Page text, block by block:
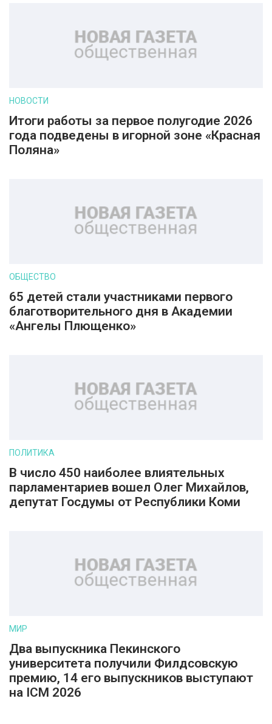
НОВОСТИ
Итоги работы за первое полугодие 2026
года подведены в игорной зоне «Красная
Поляна»
ОБЩЕСТВО
65 детей стали участниками первого
благотворительного дня в Академии
«Ангелы Плющенко»
ПОЛИТИКА
В число 450 наиболее влиятельных
парламентариев вошел Олег Михайлов,
депутат Госдумы от Республики Коми
МИР
Два выпускника Пекинского
университета получили Филдсовскую
премию, 14 его выпускников выступают
на ICM 2026